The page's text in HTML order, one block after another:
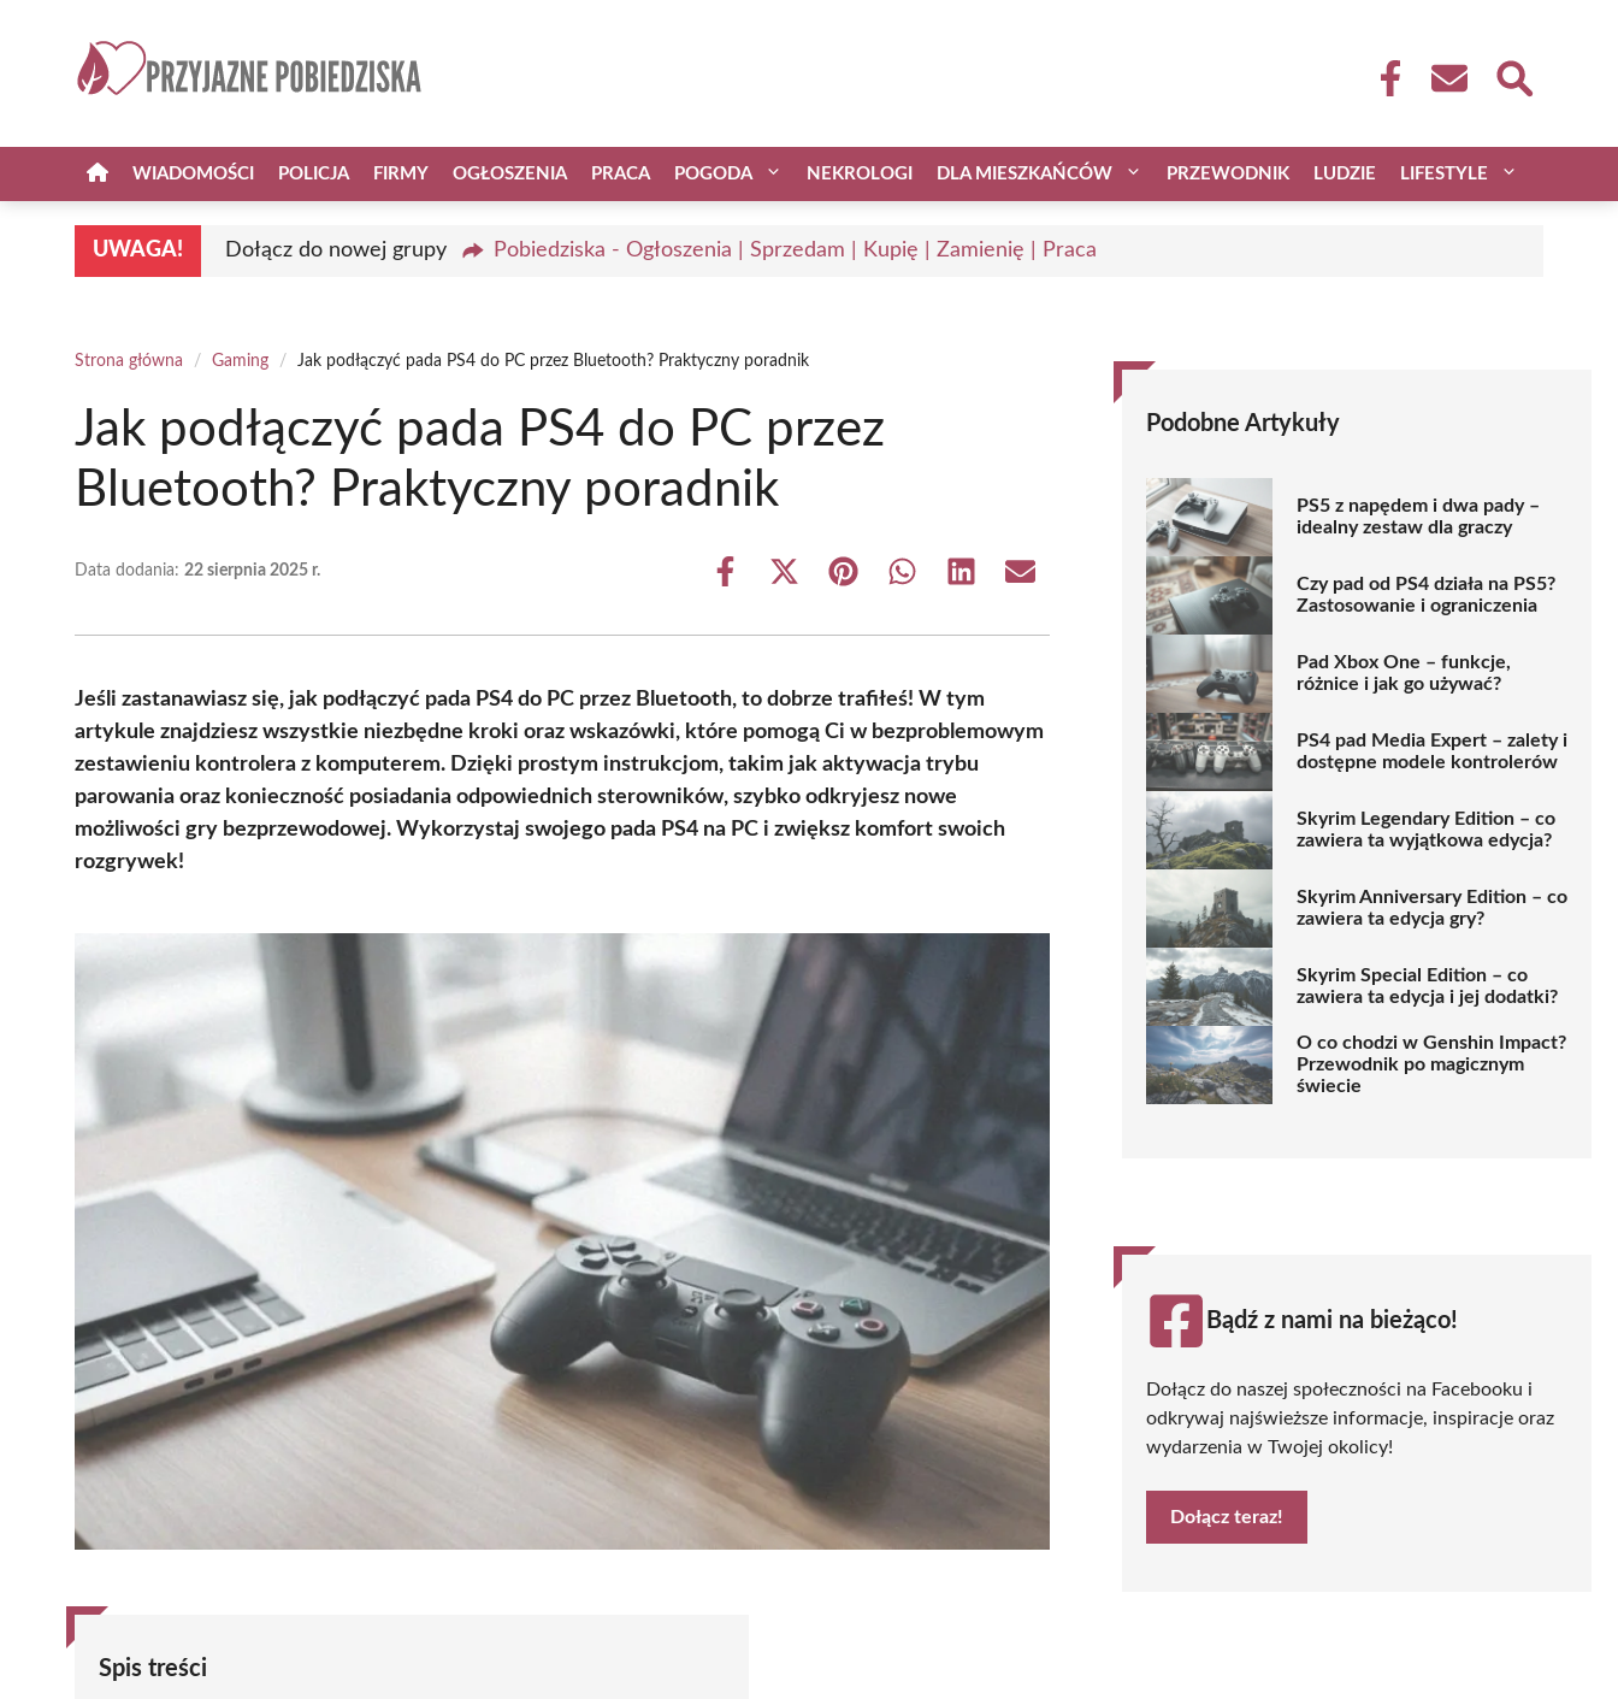
WIADOMOŚCI POLICJA FIRMY OGŁOSZENIA PRACA POGODA NEKROLOGI DLA MIESZKAŃCÓW PRZEWODNIK LUDZIE LIFESTYLE
UWAGA! Dołącz do nowej grupy Pobiedziska - Ogłoszenia | Sprzedam | Kupię | Zamienię | Praca
Strona główna / Gaming / Jak podłączyć pada PS4 do PC przez Bluetooth? Praktyczny poradnik
Jak podłączyć pada PS4 do PC przez
Bluetooth? Praktyczny poradnik
Data dodania: 22 sierpnia 2025 r.
Share
Share
(Twitter)
Share Share Share Share
Jeśli zastanawiasz się, jak podłączyć pada PS4 do PC przez Bluetooth, to dobrze trafiłeś! W tym
artykule znajdziesz wszystkie niezbędne kroki oraz wskazówki, które pomogą Ci w bezproblemowym
zestawieniu kontrolera z komputerem. Dzięki prostym instrukcjom, takim jak aktywacja trybu
parowania oraz konieczność posiadania odpowiednich sterowników, szybko odkryjesz nowe
możliwości gry bezprzewodowej. Wykorzystaj swojego pada PS4 na PC i zwiększ komfort swoich
rozgrywek!
Spis treści
Podobne Artykuły
PS5 z napędem i dwa pady –
idealny zestaw dla graczy
Czy pad od PS4 działa na PS5?
Zastosowanie i ograniczenia
Pad Xbox One – funkcje,
różnice i jak go używać?
PS4 pad Media Expert – zalety i
dostępne modele kontrolerów
Skyrim Legendary Edition – co
zawiera ta wyjątkowa edycja?
Skyrim Anniversary Edition – co
zawiera ta edycja gry?
Skyrim Special Edition – co
zawiera ta edycja i jej dodatki?
O co chodzi w Genshin Impact?
Przewodnik po magicznym
świecie
Bądź z nami na bieżąco!
Dołącz do naszej społeczności na Facebooku i
odkrywaj najświeższe informacje, inspiracje oraz
wydarzenia w Twojej okolicy!
Dołącz teraz!